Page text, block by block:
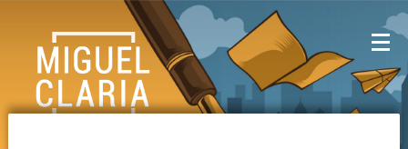
Mesa